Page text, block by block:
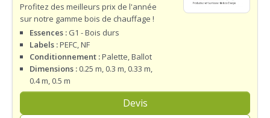
BLOG
ESPACE PRO
Profitez des meilleurs prix de l'année
sur notre gamme bois de chauffage !
Essences : G1 - Bois durs
Labels :PEFC, NF
Conditionnement :Palette, Ballot
Dimensions : 0.25 m, 0.3 m, 0.33 m,
0.4 m, 0.5 m
Devis